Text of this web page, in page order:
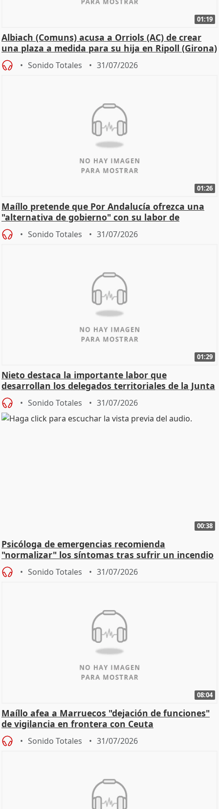
01:19
Albiach (Comuns) acusa a Orriols (AC) de crear
una plaza a medida para su hija en Ripoll (Girona)
Sonido Totales 31/07/2026
01:26
Maíllo pretende que Por Andalucía ofrezca una
"alternativa de gobierno" con su labor de
oposición
Sonido Totales 31/07/2026
01:29
Nieto destaca la importante labor que
desarrollan los delegados territoriales de la Junta
Sonido Totales 31/07/2026
00:38
Psicóloga de emergencias recomienda
"normalizar" los síntomas tras sufrir un incendio
Sonido Totales 31/07/2026
08:04
Maíllo afea a Marruecos "dejación de funciones"
de vigilancia en frontera con Ceuta
Sonido Totales 31/07/2026